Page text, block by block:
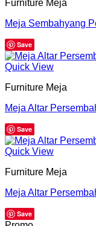
Furniture Meja
Meja Sembahyang
Save
Quick View
Furniture Meja
Meja Altar
Save
Quick View
Furniture Meja
Meja Altar
Save